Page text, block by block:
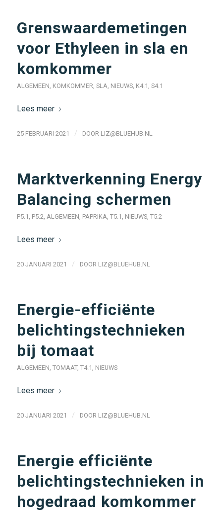
Grenswaardemetingen
voor Ethyleen in sla en
komkommer
ALGEMEEN, KOMKOMMER, SLA, NIEUWS, K4.1 , S4.1
Lees meer
25 FEBRUARI 2021 / DOOR LIZ@BLUEHUB.NL
Marktverkenning Energy
Balancing schermen
P5.1 , P5.2, ALGEMEEN, PAPRIKA, T5.1 , NIEUWS, T5.2
Lees meer
20 JANUARI 2021 / DOOR LIZ@BLUEHUB.NL
Energie-efficiënte
belichtingstechnieken
bij tomaat
ALGEMEEN, TOMAAT, T4.1 , NIEUWS
Lees meer
20 JANUARI 2021 / DOOR LIZ@BLUEHUB.NL
Energie efficiënte
belichtingstechnieken in
hogedraad komkommer